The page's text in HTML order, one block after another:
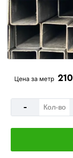
Цена за метр 210
-